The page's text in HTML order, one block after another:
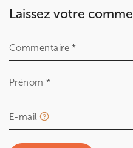
Laissez votre
Commentaire *
Prénom *
E-mail